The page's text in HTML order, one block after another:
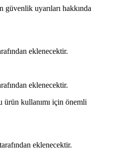
uyarıları hakkında
eklenecektir.
eklenecektir.
ürün kullanımı için önemli
eklenecektir.